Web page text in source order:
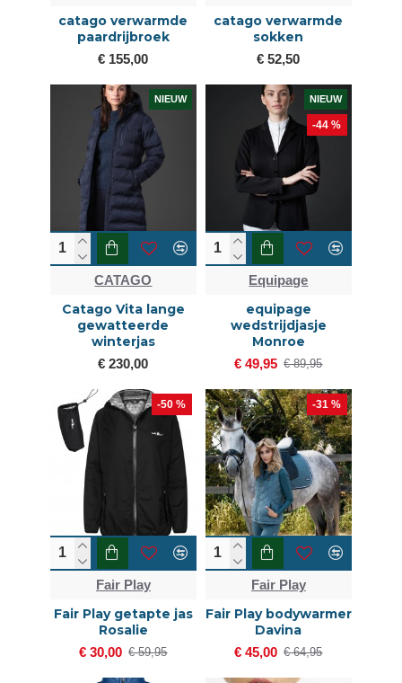
catago verwarmde
paardrijbroek
€ 155,00
catago verwarmde
sokken
€ 52,50
NIEUW
CATAGO
Catago Vita lange
gewatteerde
winterjas
€ 230,00
NIEUW
-44 %
Equipage
equipage
wedstrijdjasje
Monroe
€ 49,95 € 89,95
-50 %
Fair Play
Fair Play getapte jas
Rosalie
€ 30,00 € 59,95
-31 %
Fair Play
Fair Play bodywarmer
Davina
€ 45,00 € 64,95